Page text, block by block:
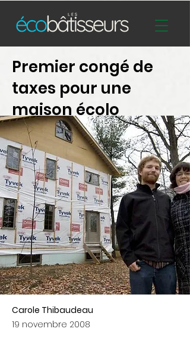
Carole Thibaudeau
19 novembre 2008
Premier congé de
taxes pour une
maison écolo